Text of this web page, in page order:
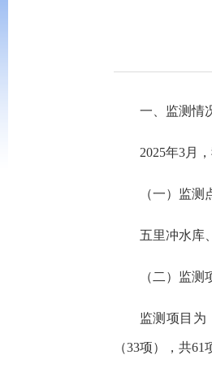
一、监测情
2025年3月
（一）监测
五里冲水库
（二）监测
监测项目为
（33项），共61